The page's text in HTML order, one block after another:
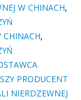
W CHINACH,
CHINACH,
PRODUCENT
NIERDZEWNEJ